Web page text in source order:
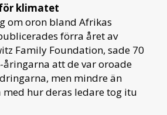
klimatet
om oron bland Afrikas
förra året av
Family Foundation, sade 70
åringarna att de var oroade
men mindre än
hur deras ledare tog itu